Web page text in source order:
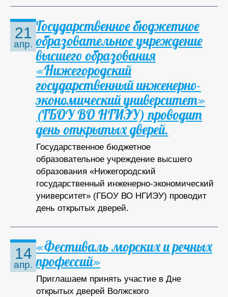
21
апр.
Государственное бюджетное
образовательное учреждение
высшего образования
«Нижегородский
государственный инженерно-
экономический университет»
(ГБОУ ВО НГИЭУ) проводит
день открытых дверей.
Государственное бюджетное
образовательное учреждение высшего
образования «Нижегородский
государственный инженерно-экономический
университет» (ГБОУ ВО НГИЭУ) проводит
день открытых дверей.
14
апр.
«Фестиваль морских и речных
профессий»
Приглашаем принять участие в Дне
открытых дверей Волжского